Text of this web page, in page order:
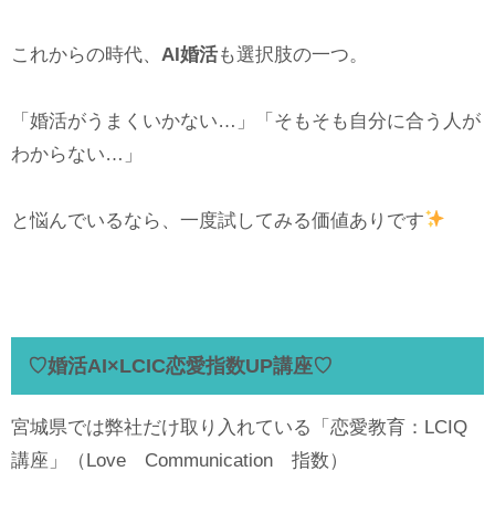
これからの時代、 AI婚活も選択肢の一つ。
「婚活がうまくいかない…」「そもそも自分に合う人が
わからない…」
と悩んでいるなら、一度試してみる価値ありです
♡婚活AI×LCIC恋愛指数UP講座♡
宮城県では弊社だけ取り入れている「恋愛教育：LCIQ
講座」（Love Communication 指数）